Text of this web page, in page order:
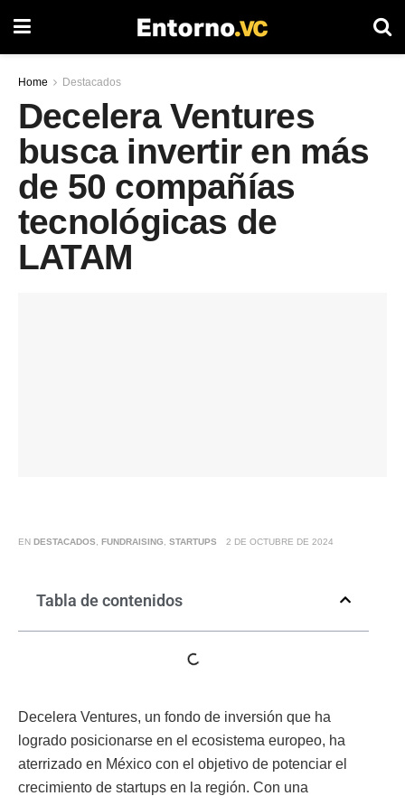
Home Destacados
Decelera Ventures
busca invertir en más
de 50 compañías
tecnológicas de
LATAM
EN DESTACADOS FUNDRAISING STARTUPS 2 DE OCTUBRE DE 2024
Tabla de contenidos
Decelera Ventures, un fondo de inversión que ha
logrado posicionarse en el ecosistema europeo, ha
aterrizado en México con el objetivo de potenciar el
crecimiento de startups en la región. Con una